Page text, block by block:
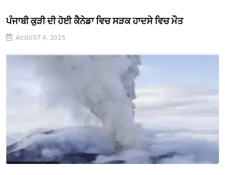
ਪੰਜਾਬੀ ਕੁੜੀ ਦੀ ਹੋਈ ਕੈਨੇਡਾ ਵਿਚ ਸੜਕ ਹਾਦਸੇ ਵਿਚ ਮੌਤ
AUGUST 4, 2025